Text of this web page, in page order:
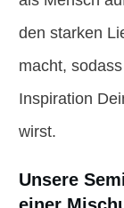
den starken
macht,
Inspiration
wirst.
Unsere